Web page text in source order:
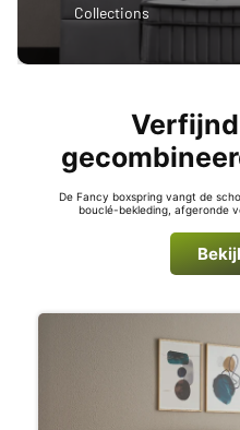
Collections
De Fancy boxspring vangt de
bouclé-bekleding, afgeronde